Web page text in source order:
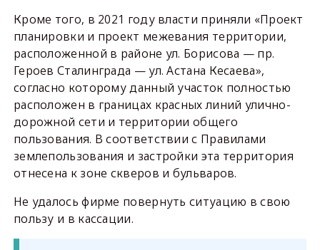
Кроме того, в 2021 году власти приняли «Проект
планировки и проект межевания территории,
расположенной в районе ул. Борисова — пр.
Героев Сталинграда — ул. Астана Кесаева»,
согласно которому данный участок полностью
расположен в границах красных линий улично-
дорожной сети и территории общего
пользования. В соответствии с Правилами
землепользования и застройки эта территория
отнесена к зоне скверов и бульваров.
Не удалось фирме повернуть ситуацию в свою
пользу и в кассации.